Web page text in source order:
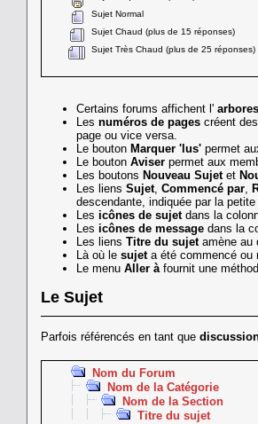
Sujet Normal
Sujet Chaud (plus de 15 réponses)
Sujet Très Chaud (plus de 25 réponses)
Certains forums affichent l'
Les numéros de pagescréent des
page ou vice versa.
Le bouton Marquer 'lus'permet
Le bouton Aviserpermet aux
Les boutons Nouveau Sujetet
Les liens Sujet, Commencé par,
descendante, indiquée par la
Les icônes de sujetdans la
Les icônes de messagedans la
Les liens Titre du sujetamène au
Là où le sujeta été commencé ou
Le menu Aller àfournit une
Le Sujet
Parfois référencés en tant que
Nom du Forum
Nom de la Catégorie
Nom de la Section
Titre du sujet